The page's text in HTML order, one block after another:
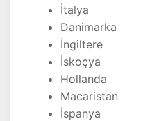
İtalya
Danimarka
İngiltere
İskoçya
Hollanda
Macaristan
İspanya